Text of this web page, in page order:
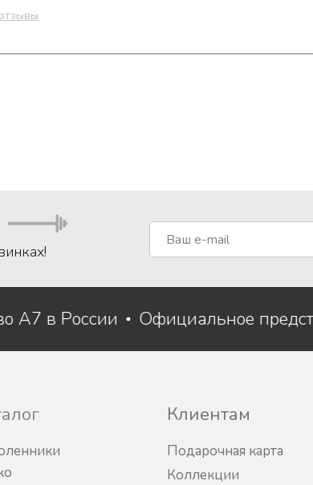
A7 в России Официальное
Клиентам
Коллекции
Подарочная карта